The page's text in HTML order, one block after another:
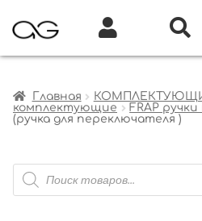
Главная
комплектующие
FRAP
(ручка для переключателя )
Поиск
товаров